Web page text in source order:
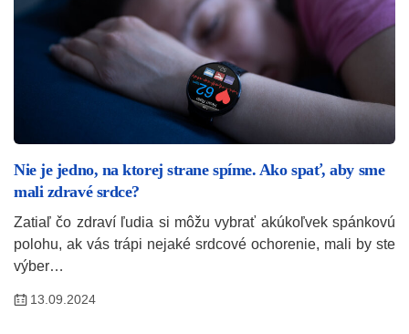
Nie je jedno, na ktorej strane spíme. Ako spať, aby sme
mali zdravé srdce?
Zatiaľ čo zdraví ľudia si môžu vybrať akúkoľvek spánkovú
polohu, ak vás trápi nejaké srdcové ochorenie, mali by ste
výber…
13.09.2024